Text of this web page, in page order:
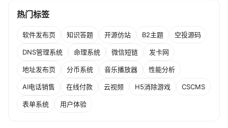
热门标签
软件发布页 知识答题 开源仿站 B2主题 空投源码
DNS管理系统 命理系统 微信短链 发卡网
地址发布页 分币系统 音乐播放器 性能分析
AI电话销售 在线付款 云视频 H5消除游戏 CSCMS
表单系统 用户体验